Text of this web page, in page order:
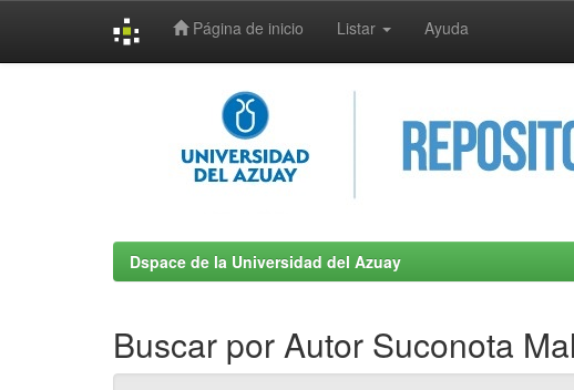
Página de inicio Listar Ayuda
Dspace de la Universidad del Azuay
Buscar por Autor Suconota